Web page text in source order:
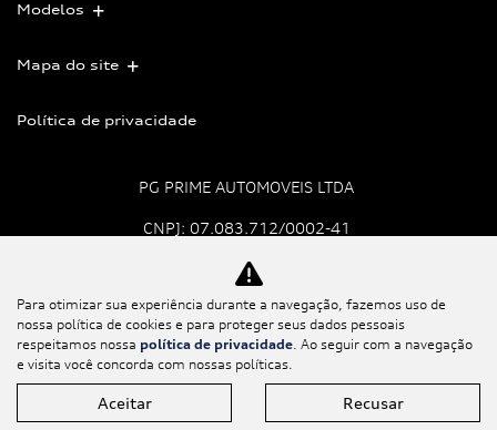
Modelos
Mapa do site
Política de privacidade
PG PRIME AUTOMOVEIS LTDA
CNPJ: 07.083.712/0002-41
No trânsito, enxergar o
outro salva vidas.
Desenvolvido pela DEALERSPACE ® Direitos Reservados.
Para otimizar sua experiência durante a navegação, fazemos uso de
nossa política de cookies e para proteger seus dados pessoais
respeitamos nossa política de privacidade. Ao seguir com a navegação
e visita você concorda com nossas políticas.
Aceitar Recusar